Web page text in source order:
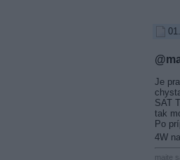
Je
SAT
tak
Po
4W
majte